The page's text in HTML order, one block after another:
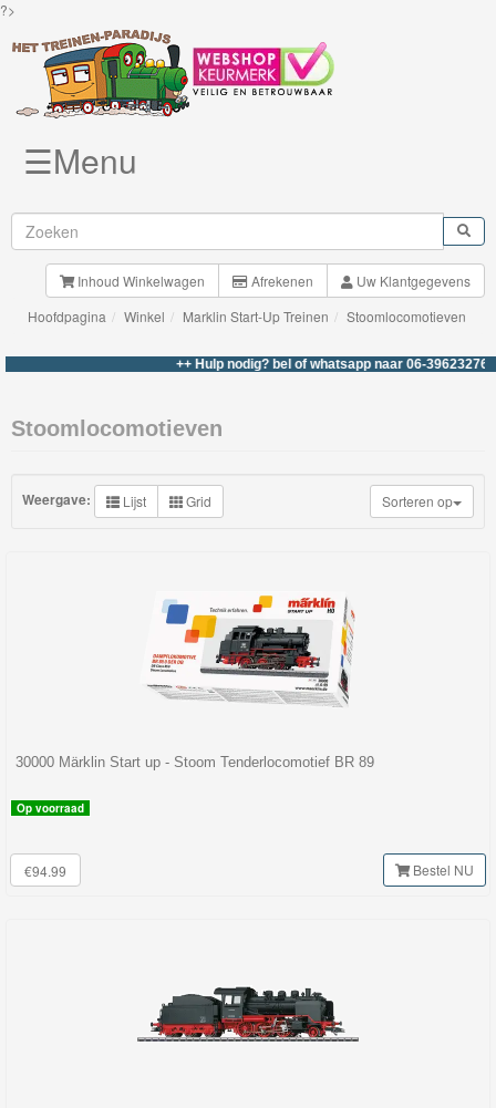
?>
Brio
Treinen
BigJigs
Rails
Road
Märklin
My
Nieuwe
artikelen
Nieuwe
☰Menu
Inhoud Winkelwagen Afrekenen
Uw Klantgegevens
Hoofdpagina
Winkel Marklin Start-Up Treinen Stoomlocomotieven
++ Hulp nodig? bel of whatsapp naar 06-39623276 +++
Stoomlocomotieven
Sorteren op
Weergave: Lijst Grid
30000 Märklin Start up - Stoom Tenderlocomotief BR 89
Op voorraad
€94.99 Bestel NU